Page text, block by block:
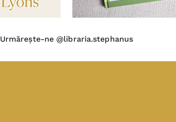
Urmărește-ne @libraria.stephanus